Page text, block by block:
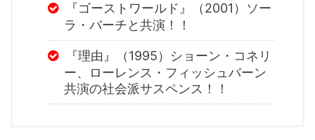
『ゴーストワールド』（2001）ソー
ラ・バーチと共演！！
『理由』（1995）ショーン・コネリ
ー、ローレンス・フィッシュバーン
共演の社会派サスペンス！！